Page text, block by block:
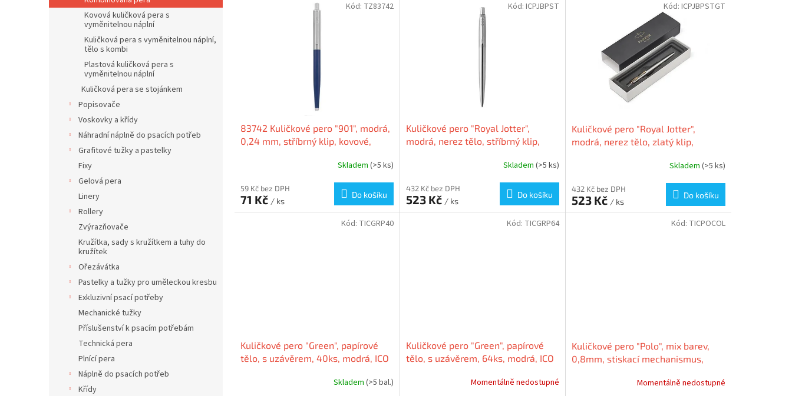
Kovová kuličková pera s
vyměnitelnou náplní
Kuličková pera s vyměnitelnou náplní,
tělo s kombi
Plastová kuličková pera s
vyměnitelnou náplní
Kuličková pera se stojánkem
Popisovače
Voskovky a křídy
Náhradní náplně do psacích potřeb
Grafitové tužky a pastelky
Fixy
Gelová pera
Linery
Rollery
Zvýrazňovače
Kružítka, sady s kružítkem a tuhy do
kružítek
Ořezávátka
Pastelky a tužky pro uměleckou kresbu
Exkluzivní psací potřeby
Mechanické tužky
Příslušenství k psacím potřebám
Technická pera
Plnící pera
Náplně do psacích potřeb
Křídy
83742 Kuličkové pero "901", modrá,
0,24 mm, stříbrný klip, kovové,
Skladem (>5 ks)
59 Kč bez DPH
71 Kč / ks
Do košíku
Kód: TZ83742
Kuličkové pero "Royal Jotter",
modrá, nerez tělo, stříbrný klip,
Skladem (>5 ks)
432 Kč bez DPH
523 Kč / ks
Do košíku
Kód: ICPJBPST
Kuličkové pero "Royal Jotter",
modrá, nerez tělo, zlatý klip,
Skladem (>5 ks)
432 Kč bez DPH
523 Kč / ks
Do košíku
Kód: ICPJBPSTGT
Kuličkové pero "Green", papírové
tělo, s uzávěrem, 40ks, modrá, ICO
Skladem (>5 bal.)
Kód: TICGRP40
Kuličkové pero "Green", papírové
tělo, s uzávěrem, 64ks, modrá, ICO
Momentálně nedostupné
Kód: TICGRP64
Kuličkové pero "Polo", mix barev,
0,8mm, stiskací mechanismus,
Momentálně nedostupné
Kód: TICPOCOL